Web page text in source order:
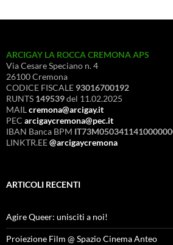
ARCIGAY LA ROCCA CREMONA APS
Via Cesare Speciano n. 4
26100 Cremona
CODICE FISCALE 93016700192
RUNTS 149539del 11.02.2025
MAIL cremona@arcigay.it
PEC arcigaycremona@pec.it
IBAN Banca BPM
LINKTR.EE@arcigaycremona
ARTICOLI RECENTI
Agire Queer: unisciti a noi!
Proiezione Film @ Spazio Cinema Anteo